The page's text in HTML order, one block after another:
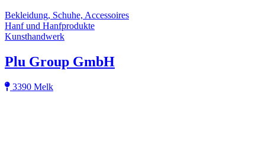
Bekleidung, Schuhe, Accessoires
Hanf und Hanfprodukte
Kunsthandwerk
Plu Group GmbH
3390 Melk